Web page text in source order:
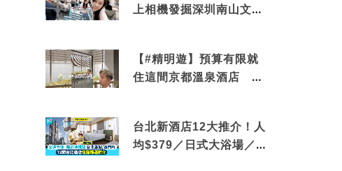
上相機發掘深圳南山文藝
【#精明遊】預算有限就
住這間京都溫泉酒店 車
台北新酒店12大推介！人
均$379／日式大浴場／1